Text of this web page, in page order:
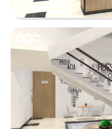
đã chọn sắc trắng làm
có
Chi